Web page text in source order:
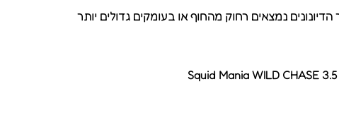
נמצאים רחוק מהחוף או בעומקים גדולים יותר